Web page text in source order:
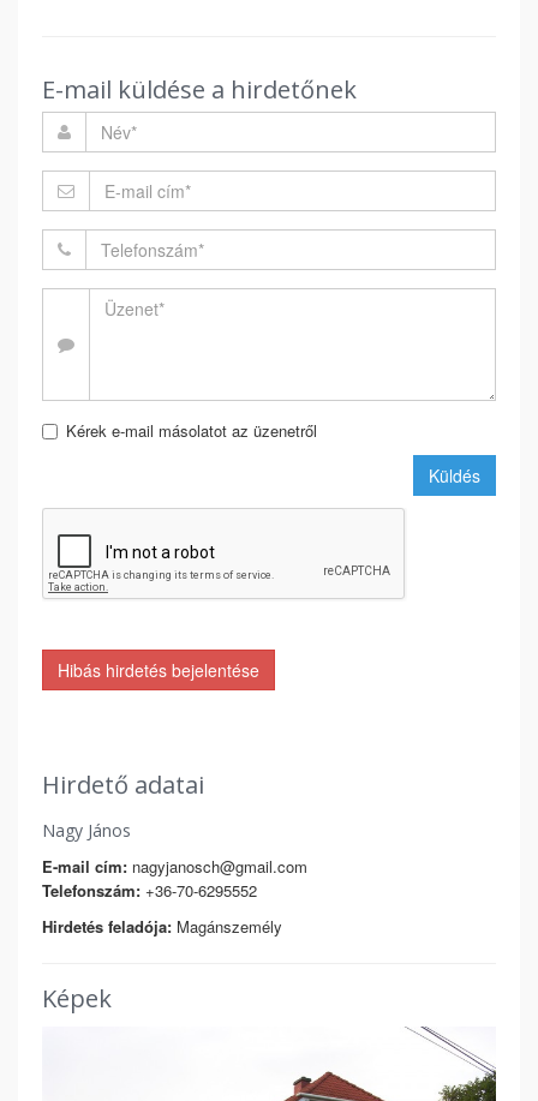
E-mail küldése a hirdetőnek
Kérek e-mail másolatot az üzenetről
Küldés
Hibás hirdetés bejelentése
Hirdető adatai
Nagy János
E-mail cím: nagyjanosch@gmail.com
Telefonszám: +36-70-6295552
Hirdetés feladója: Magánszemély
Képek